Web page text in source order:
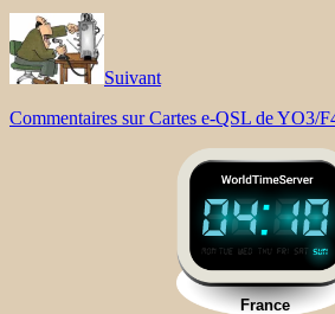
Suivant
Commentaires sur Cartes e-QSL de YO3/